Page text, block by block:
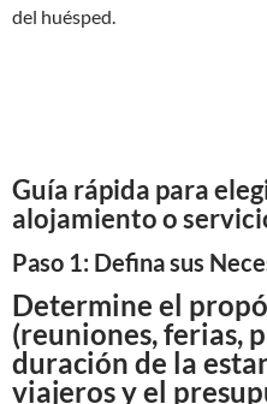
del huésped.
Guía rápida para
alojamiento o
Paso 1: Defina sus
Determine el
(reuniones, ferias,
duración de la
viajeros y el